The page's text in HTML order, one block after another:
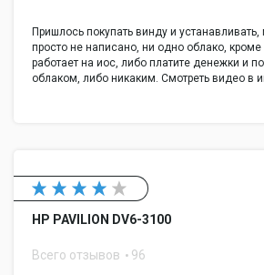
Пришлось покупать винду и
просто не написано, ни одно облако, кроме
работает на иос, либо платите денежки и
облаком, либо никаким. Смотреть видео в
HP PAVILION DV6-3100
Всего отзывов 96